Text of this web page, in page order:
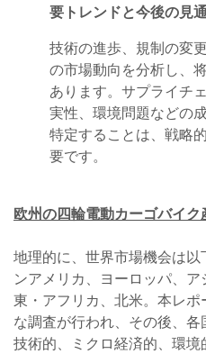
要トレンドと今後の見
技術の進歩、規制の変
の市場動向を分析し、
あります。サプライチ
実性、環境問題などの
特定することは、戦略
要です。
欧州の四輪電動カーゴバイ
地理的に、世界市場機会は
ンアメリカ、ヨーロッパ、
東・アフリカ、北米。本レ
な調査が行われ、その後、各
技術的、ミクロ経済的、環